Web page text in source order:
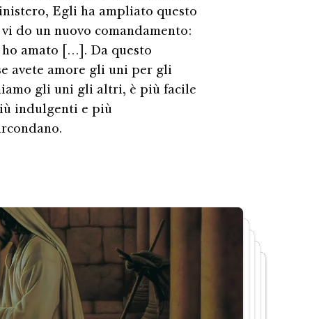
Egli ha ampliato questo
do un nuovo comandamento:
amato […]. Da questo
avete amore gli uni per gli
gli uni gli altri, è più facile
indulgenti e più
Ha guarito gli ammalati
Ha dato da mangiare agli
affamati